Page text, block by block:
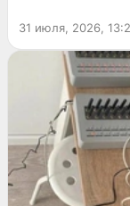
31 июля, 2026,